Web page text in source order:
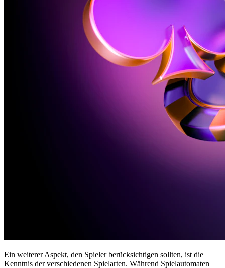
Ein weiterer Aspekt, den Spieler berücksichtigen sollten, ist die
Kenntnis der verschiedenen Spielarten. Während Spielautomaten